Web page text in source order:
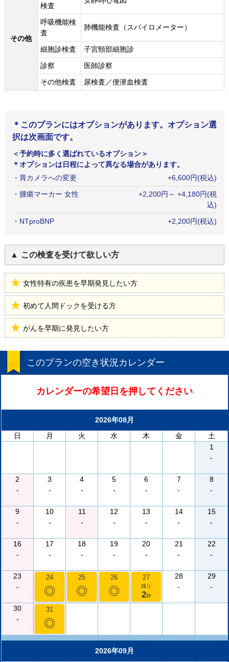
その他
検査
呼吸機能検
査
肺機能検査（スパイロメーター）
細胞診検査
子宮頸部細胞診
診察
医師診察
その他検査
尿検査／便潜血検査
＊このプランにはオプションがあります。オプション選
択は次画面です。
＜予約時に多く選ばれているオプション＞
＊オプションは日程によって異なる場合があります。
・ 胃カメラへの変更 +6,600円(税込)
・ 腫瘍マーカー 女性 +2,200円 ～ +4,180円(税
込)
・ NTproBNP +2,200円(税込)
この検査を受けて欲しい方
女性特有の疾患を早期発見したい方
初めて人間ドックを受ける方
がんを早期に発見したい方
このプランの空き状況カレンダー
カレンダーの希望日を押してください
2026年08月
日
月 火 水 木 金
土
1
-
2
-
3
-
4
-
5
-
6
-
7
-
8
-
9
-
10
-
11
-
12
-
13
-
14
-
15
-
16
-
17
-
18
-
19
-
20
-
21
-
22
-
23
-
24
◎
25
◎
26
◎
27
残り
2枠
28
-
29
-
30
-
31
◎
2026年09月